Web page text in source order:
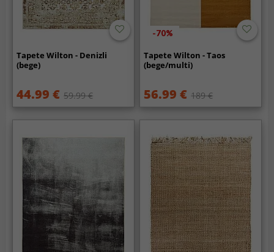
Tapete Wilton - Denizli
(bege)
44.99 € 59.99 €
-70%
Tapete Wilton - Taos
(bege/multi)
56.99 € 189 €